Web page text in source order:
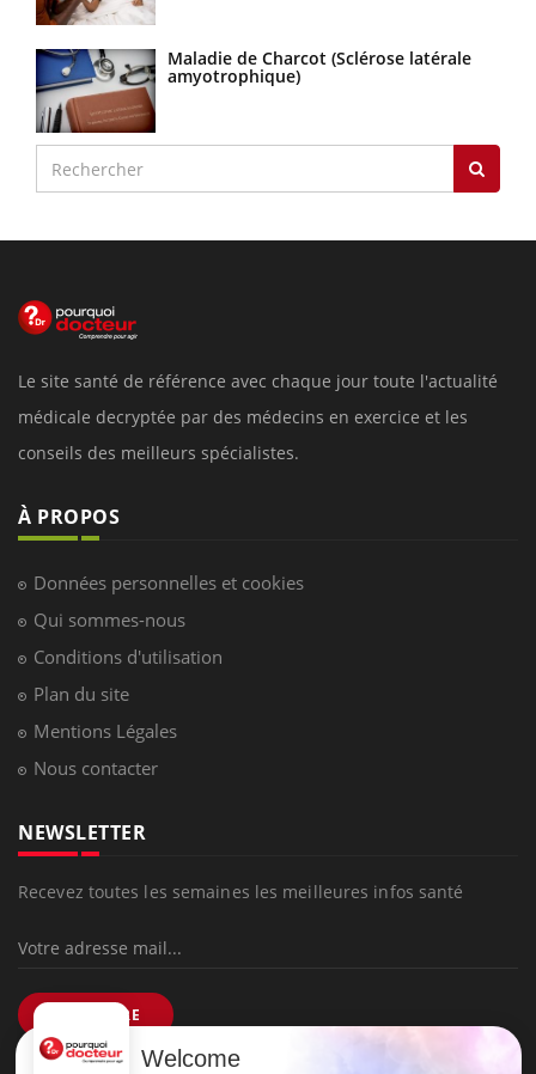
Maladie de Charcot (Sclérose latérale
amyotrophique)
Le site santé de référence avec chaque jour toute l'actualité
médicale decryptée par des médecins en exercice et les
conseils des meilleurs spécialistes.
À PROPOS
Données personnelles et cookies
Qui sommes-nous
Conditions d'utilisation
Plan du site
Mentions Légales
Nous contacter
NEWSLETTER
Recevez toutes les semaines les meilleures infos santé
S'INSCRIRE
Welcome